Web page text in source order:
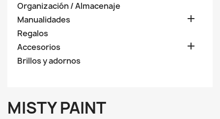
Organización / Almacenaje
Manualidades

Regalos
Accesorios

Brillos y adornos
MISTY PAINT